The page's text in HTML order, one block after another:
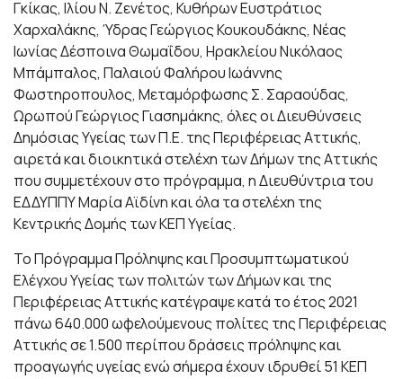
Γκίκας, Ιλίου Ν. Ζενέτος, Κυθήρων Ευστράτιος
Χαρχαλάκης, Ύδρας Γεώργιος Κουκουδάκης, Νέας
Ιωνίας Δέσποινα Θωμαΐδου, Ηρακλείου Νικόλαος
Μπάμπαλος, Παλαιού Φαλήρου Ιωάννης
Φωστηροπουλος, Μεταμόρφωσης Σ. Σαραούδας,
Ωρωπού Γεώργιος Γιασημάκης, όλες οι Διευθύνσεις
Δημόσιας Υγείας των Π.Ε. της Περιφέρειας Αττικής,
αιρετά και διοικητικά στελέχη των Δήμων της Αττικής
που συμμετέχουν στο πρόγραμμα, η Διευθύντρια του
ΕΔΔΥΠΠΥ Μαρία Αϊδίνη και όλα τα στελέχη της
Κεντρικής Δομής των ΚΕΠ Υγείας.
Το Πρόγραμμα Πρόληψης και Προσυμπτωματικού
Ελέγχου Υγείας των πολιτών των Δήμων και της
Περιφέρειας Αττικής κατέγραψε κατά το έτος 2021
πάνω 640.000 ωφελούμενους πολίτες της Περιφέρειας
Αττικής σε 1.500 περίπου δράσεις πρόληψης και
προαγωγής υγείας ενώ σήμερα έχουν ιδρυθεί 51 ΚΕΠ